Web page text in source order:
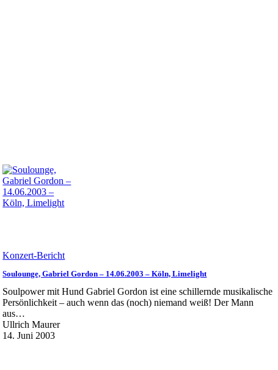
Konzert-Bericht
Soulounge, Gabriel Gordon – 14.06.2003 – Köln, Limelight
Soulpower mit Hund Gabriel Gordon ist eine schillernde musikalische
Persönlichkeit – auch wenn das (noch) niemand weiß! Der Mann
aus…
Ullrich Maurer
14. Juni 2003